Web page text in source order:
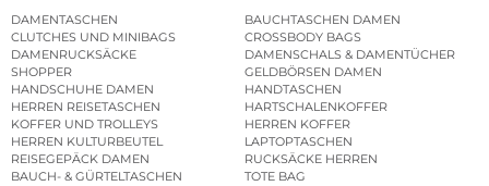
DAMENTASCHEN
BAUCHTASCHEN DAMEN
CLUTCHES UND MINIBAGS
CROSSBODY BAGS
DAMENRUCKSÄCKE
DAMENSCHALS & DAMENTÜCHER
SHOPPER
GELDBÖRSEN DAMEN
HANDSCHUHE DAMEN
HANDTASCHEN
HERREN REISETASCHEN
HARTSCHALENKOFFER
KOFFER UND TROLLEYS
HERREN KOFFER
HERREN KULTURBEUTEL
LAPTOPTASCHEN
REISEGEPÄCK DAMEN
RUCKSÄCKE HERREN
BAUCH- & GÜRTELTASCHEN
TOTE BAG